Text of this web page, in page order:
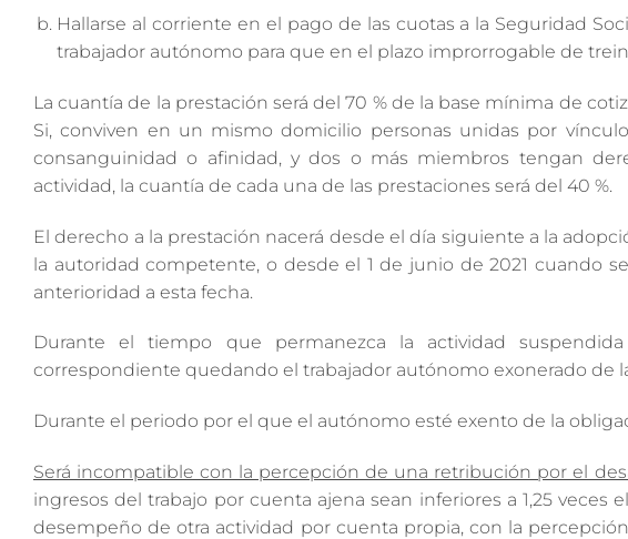
Hallarse al corriente en el pago de las cuotas a la Seguridad
trabajador autónomo para que en el plazo improrrogable de
La cuantía de la prestación será del 70 % de la base mínima de
Si, conviven en un mismo domicilio personas unidas por
consanguinidad o afinidad, y dos o más miembros tengan
actividad, la cuantía de cada una de las prestaciones será del 40 %.
El derecho a la prestación nacerá desde el día siguiente a la
la autoridad competente, o desde el 1 de junio de 2021 cuando
anterioridad a esta fecha.
Durante el tiempo que permanezca la actividad
correspondiente quedando el trabajador autónomo exonerado de
Durante el periodo por el que el autónomo esté exento de la
Será incompatible con la percepción de una retribución por el
ingresos del trabajo por cuenta ajena sean inferiores a 1,25
desempeño de otra actividad por cuenta propia, con la